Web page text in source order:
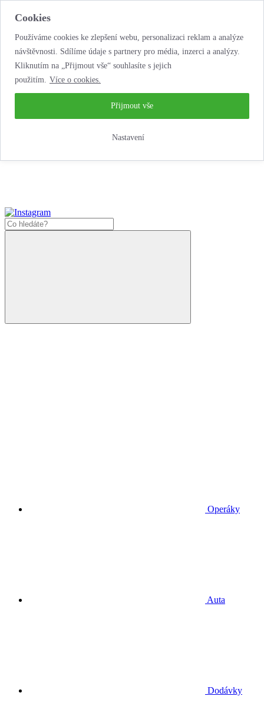
Cookies
Používáme cookies ke zlepšení webu, personalizaci reklam a analýze
návštěvnosti. Sdílíme údaje s partnery pro média, inzerci a analýzy.
Kliknutím na „Přijmout vše“ souhlasíte s jejich
použitím. Více o cookies.
Nastavení
Přijmout vše
…neobyčejná půjčovna motorek!
Operáky
Auta
Dodávky